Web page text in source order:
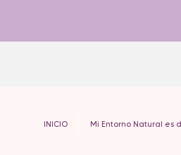
INICIO Mi Entorno Natural es